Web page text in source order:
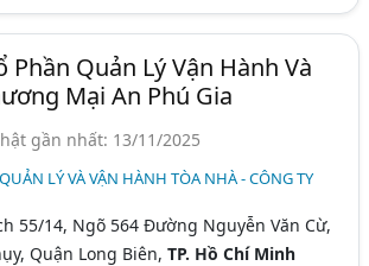
Phần Quản Lý Vận Hành Và
Mại An Phú Gia
gần nhất: 13/11/2025
LÝ VÀ VẬN HÀNH TÒA NHÀ - CÔNG TY
55/14, Ngõ 564 Đường Nguyễn Văn Cừ,
Quận Long Biên,TP. Hồ Chí Minh